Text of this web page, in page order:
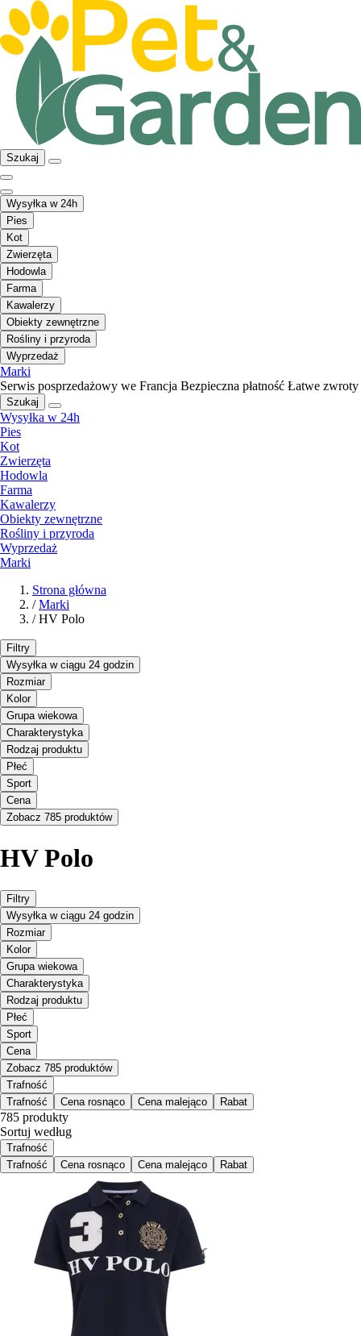
Szukaj
Wysyłka w 24h
Pies
Kot
Zwierzęta
Hodowla
Farma
Kawalerzy
Obiekty zewnętrzne
Rośliny i przyroda
Wyprzedaż
Marki
Serwis posprzedażowy we Francja Bezpieczna płatność Łatwe zwroty
Szukaj
Wysyłka w 24h
Pies
Kot
Zwierzęta
Hodowla
Farma
Kawalerzy
Obiekty zewnętrzne
Rośliny i przyroda
Wyprzedaż
Marki
Strona główna
/ Marki
/ HV Polo
Filtry
Wysyłka w ciągu 24 godzin
Rozmiar
Kolor
Grupa wiekowa
Charakterystyka
Rodzaj produktu
Płeć
Sport
Cena
Zobacz 785 produktów
HV Polo
Filtry
Wysyłka w ciągu 24 godzin
Rozmiar
Kolor
Grupa wiekowa
Charakterystyka
Rodzaj produktu
Płeć
Sport
Cena
Zobacz 785 produktów
Trafność
Trafność
Cena rosnąco Cena malejąco Rabat
785 produkty
Sortuj według
Trafność
Trafność
Cena rosnąco Cena malejąco Rabat